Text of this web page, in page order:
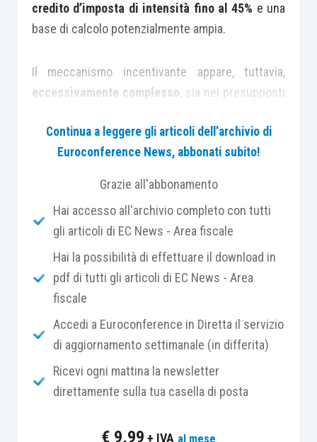
credito d’imposta di intensità fino al 45% e una
base di calcolo potenzialmente ampia.
Il meccanismo incentivante appare, tuttavia,
eccessivamente complesso, sia nei presupposti
dirivelarsi poco attrattivosoprattutto per le
del Mimit, di concerto col Mef (previsto entro il
prossimo 1.4.2024 anche se il termine non è
perentorio), si sintetizzanovantaggi e criticità
della nuova agevolazione.
I vantaggi
, in chiave digitale ed energetica,
Continua a leggere gli articoli dell’archivio di
Euroconference News, abbonati subito!
Grazie all'abbonamento
Hai accesso all'archivio completo con tutti
gli articoli di EC News - Area fiscale
Hai la possibilità di effettuare il download in
pdf di tutti gli articoli di EC News - Area
fiscale
Accedi a Euroconference in Diretta il servizio
di aggiornamento settimanale (in differita)
Ricevi ogni mattina la newsletter
direttamente sulla tua casella di posta
€ 9,99 + IVA al mese